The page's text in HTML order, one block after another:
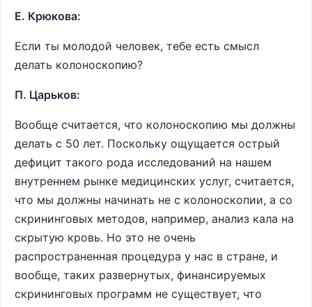
Е. Крюкова:
Если ты молодой человек, тебе есть смысл
делать колоноскопию?
П. Царьков:
Вообще считается, что колоноскопию мы должны
делать с 50 лет. Поскольку ощущается острый
дефицит такого рода исследований на нашем
внутреннем рынке медицинских услуг, считается,
что мы должны начинать не с колоноскопии, а со
скрининговых методов, например, анализ кала на
скрытую кровь. Но это не очень
распространенная процедура у нас в стране, и
вообще, таких развернутых, финансируемых
скрининговых программ не существует, что